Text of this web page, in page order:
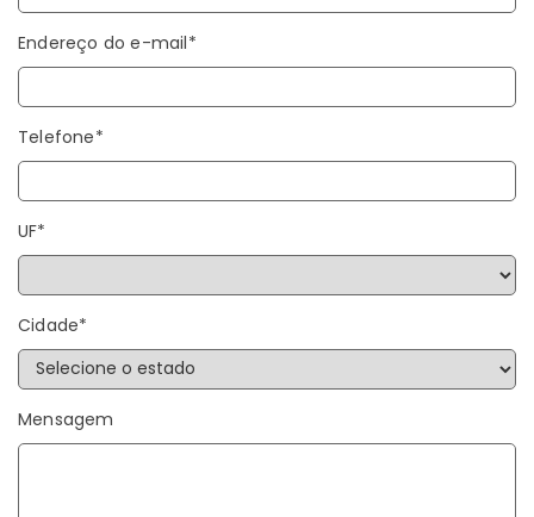
Endereço do e-mail*
Telefone*
UF*
Cidade*
Mensagem